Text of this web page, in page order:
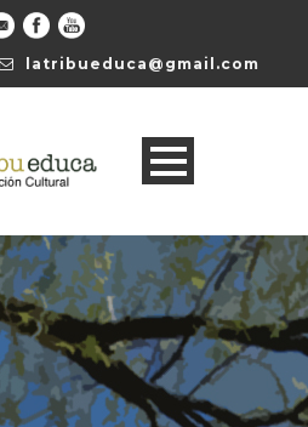
latribueduca@gmail.com